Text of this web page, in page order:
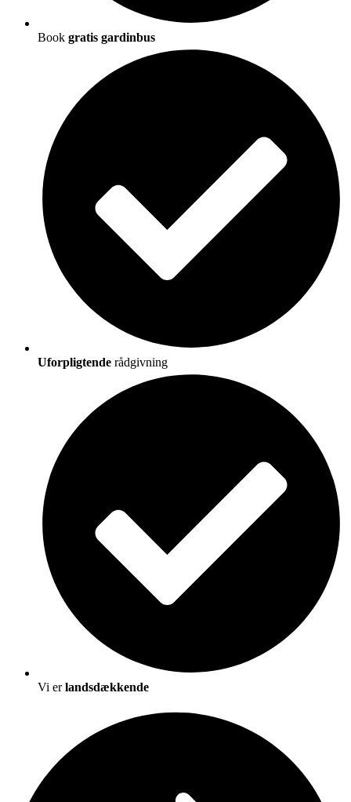
Book gratis gardinbus
Uforpligtende rådgivning
Vi erlandsdækkende